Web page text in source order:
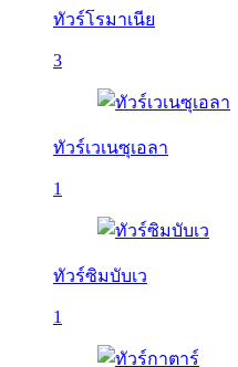
ทัวร์โรมาเนีย
3
ทัวร์เวเนซุเอลา
1
ทัวร์ซิมบับเว
1